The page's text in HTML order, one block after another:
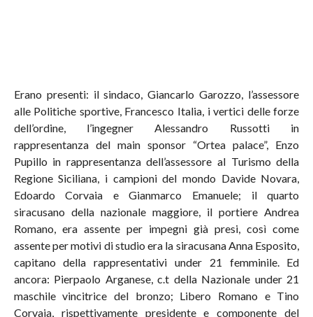
Erano presenti: il sindaco, Giancarlo Garozzo, l’assessore
alle Politiche sportive, Francesco Italia, i vertici delle forze
dell’ordine, l’ingegner Alessandro Russotti in
rappresentanza del main sponsor “Ortea palace”, Enzo
Pupillo in rappresentanza dell’assessore al Turismo della
Regione Siciliana, i campioni del mondo Davide Novara,
Edoardo Corvaia e Gianmarco Emanuele; il quarto
siracusano della nazionale maggiore, il portiere Andrea
Romano, era assente per impegni già presi, così come
assente per motivi di studio era la siracusana Anna Esposito,
capitano della rappresentativi under 21 femminile. Ed
ancora: Pierpaolo Arganese, c.t della Nazionale under 21
maschile vincitrice del bronzo; Libero Romano e Tino
Corvaia, rispettivamente presidente e componente del